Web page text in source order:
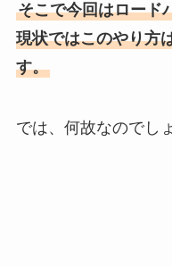
そこで今回はロード
現状ではこのやり方
す。
では、何故なのでし